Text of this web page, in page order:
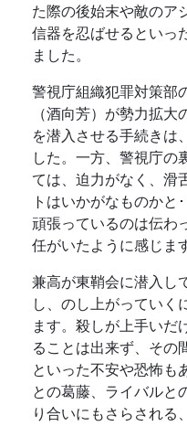
た際の後始末や敵のア
信器を忍ばせるといっ
ました。
警視庁組織犯罪対策部
（酒向芳）が勢力拡
を潜入させる手続きは
した。一方、警視庁の
ては、迫力がなく、滑
トはいかがなものかと
頑張っているのは伝わ
任がいたように感じま
兼高が東鞘会に潜入し
し、のし上がっていく
ます。殺しが上手いだ
ることは出来ず、その
といった不安や恐怖も
との葛藤、ライバルと
り合いにもさらされる